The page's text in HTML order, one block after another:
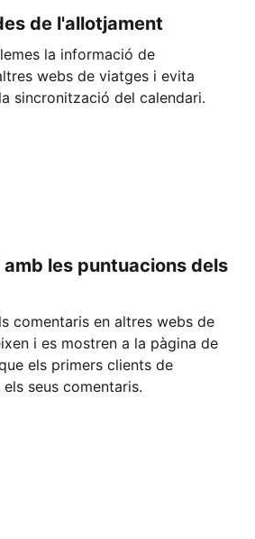
de l'allotjament
la informació de
webs de viatges i evita
sincronització del calendari.
les puntuacions dels
comentaris en altres webs de
i es mostren a la pàgina de
els primers clients de
seus comentaris.